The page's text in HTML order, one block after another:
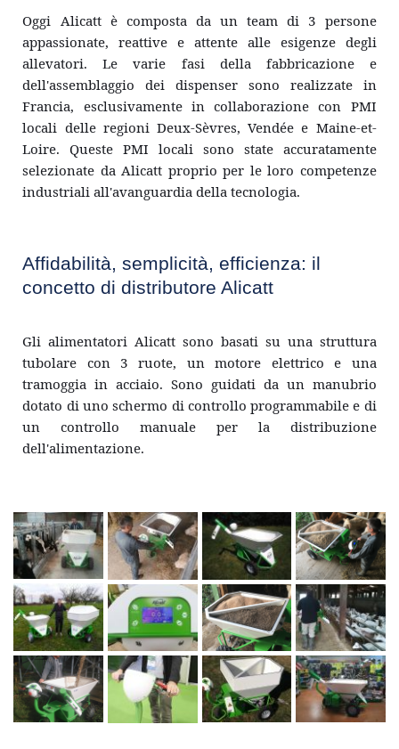
Oggi Alicatt è composta da un team di 3 persone
appassionate, reattive e attente alle esigenze degli
allevatori. Le varie fasi della fabbricazione e
dell'assemblaggio dei dispenser sono realizzate in
Francia, esclusivamente in collaborazione con PMI
locali delle regioni Deux-Sèvres, Vendée e Maine-et-
Loire. Queste PMI locali sono state accuratamente
selezionate da Alicatt proprio per le loro competenze
industriali all'avanguardia della tecnologia.
Affidabilità, semplicità, efficienza: il
concetto di distributore Alicatt
Gli alimentatori Alicatt sono basati su una struttura
tubolare con 3 ruote, un motore elettrico e una
tramoggia in acciaio. Sono guidati da un manubrio
dotato di uno schermo di controllo programmabile e di
un controllo manuale per la distribuzione
dell'alimentazione.